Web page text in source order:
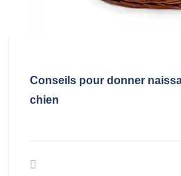
Conseils pour donner
chien